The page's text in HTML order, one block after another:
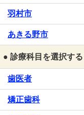
羽村市
あきる野市
● 診療科目を選択する
歯医者
矯正歯科